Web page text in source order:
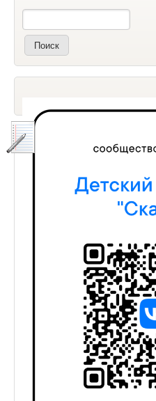
Поиск